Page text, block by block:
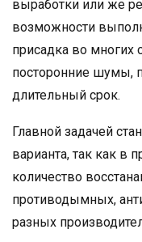
выработки или же
возможности
присадка во многих
посторонние шумы,
длительный срок.
Главной задачей
варианта, так как в
количество
противодымных,
разных